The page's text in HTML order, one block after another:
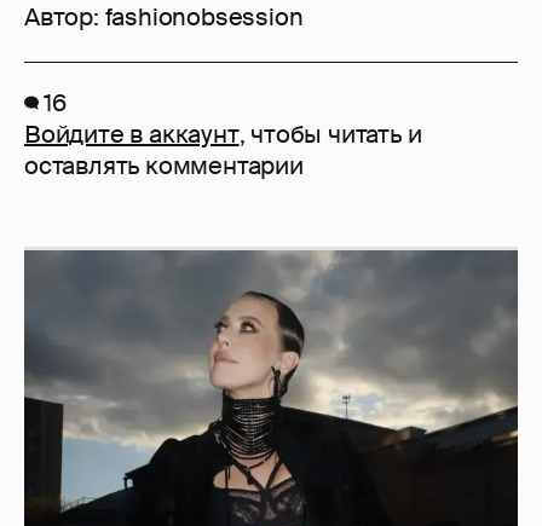
Автор: fashionobsession
16
Войдите в аккаунт, чтобы читать и
оставлять комментарии